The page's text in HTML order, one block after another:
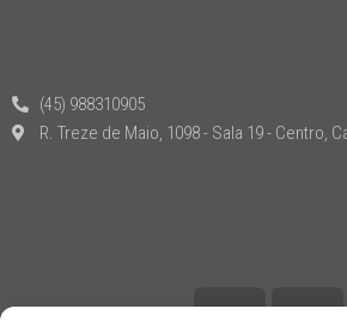
(45) 988310905
R. Treze de Maio, 1098 - Sala 19 - Centro,